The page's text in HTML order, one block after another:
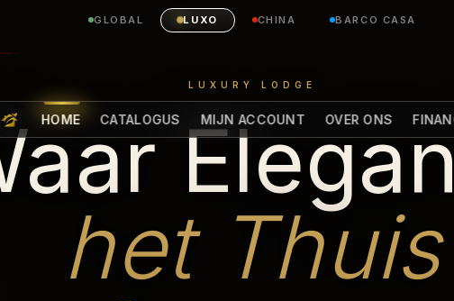
GLOBAL LUXO CHINA BARCO CASA
HOME CATALOGUS MIJN ACCOUNT OVER ONS
L U X U R Y L O D G E
het Thuis